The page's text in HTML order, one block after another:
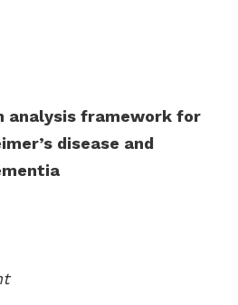
analysis framework for
disease and